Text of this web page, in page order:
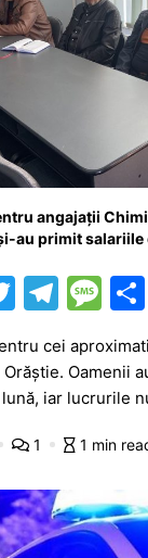
angajații
au primit
T
itt
er
T
e
gr
a
m
M
s
s
a
e
cei
Oamenii
iar lucrurile
1 1 min